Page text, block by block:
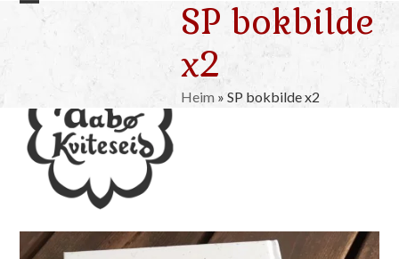
Skip
Open
menu
Close
menu
SP bokbilde
x2
Heim» SP bokbilde x2